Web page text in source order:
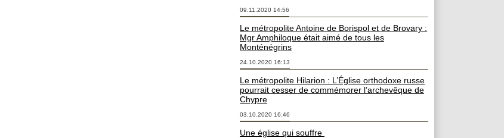
09.11.2020 14:56
Le métropolite Antoine de Borispol et de Brovary :
Mgr Amphiloque était aimé de tous les
Monténégrins
24.10.2020 16:13
Le métropolite Hilarion : L’Église orthodoxe russe
pourrait cesser de commémorer l’archevêque de
Chypre
03.10.2020 16:46
Une église qui souffre